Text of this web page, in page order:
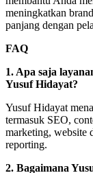
meningkatkan
panjang dengan
FAQ
1. Apa saja
Yusuf Hidayat?
Yusuf Hidayat
termasuk SEO,
marketing, website
reporting.
2. Bagaimana